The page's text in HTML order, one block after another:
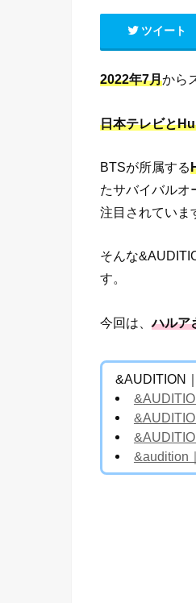
ツイート
2022年7月から
日本テレビと
BTSが所属する
たサバイバルオ
注目されていま
そんな
す。
今回は、ハルア
&AUDITION
&audition